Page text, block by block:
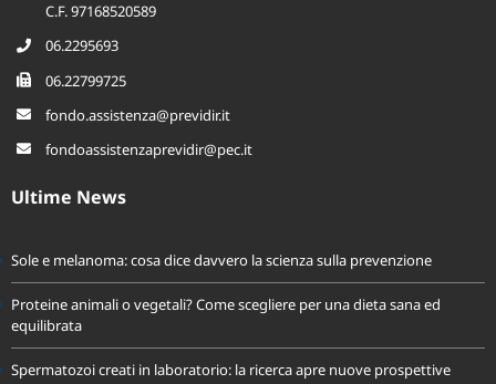
00155 Roma
C.F. 97168520589
06.2295693
06.22799725
fondo.assistenza@previdir.it
Sole e melanoma: cosa dice davvero la scienza sulla prevenzione
Proteine animali o vegetali? Come scegliere per una dieta sana ed
equilibrata